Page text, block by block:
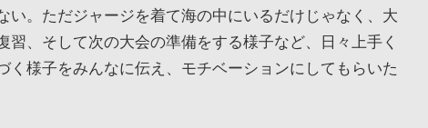
い。ただジャージを着て海の中にいるだけじゃなく、大
習、そして次の大会の準備をする様子など、日々上手く
く様子をみんなに伝え、モチベーションにしてもらいた